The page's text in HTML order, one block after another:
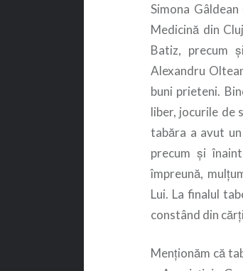
Simona
Medicină din
Batiz, precum
Alexandru
buni prieteni.
liber, jocurile de
tabăra a avut
precum şi
împreună,
Lui. La finalul
constând din
Menţionăm că